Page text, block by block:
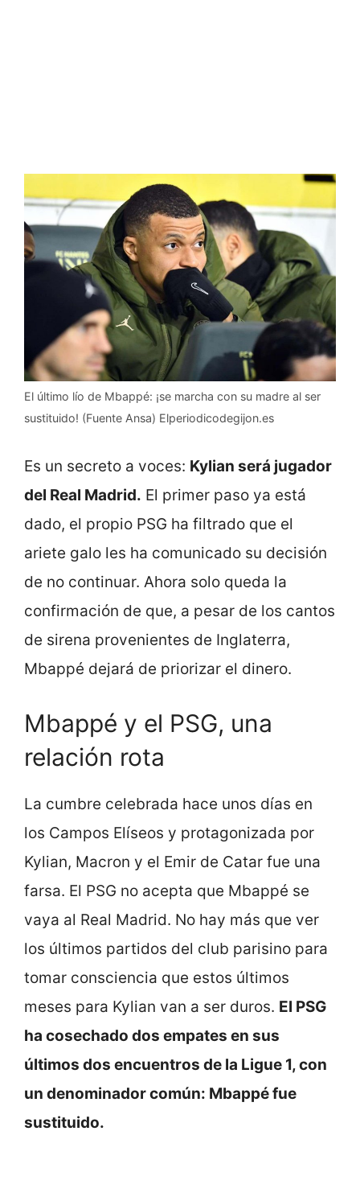
El último lío de Mbappé: ¡se marcha con su madre al ser
sustituido! (Fuente Ansa) Elperiodicodegijon.es
Es un secreto a voces: Kylian será jugador
del Real Madrid. El primer paso ya está
dado, el propio PSG ha filtrado que el
ariete galo les ha comunicado su decisión
de no continuar. Ahora solo queda la
confirmación de que, a pesar de los cantos
de sirena provenientes de Inglaterra,
Mbappé dejará de priorizar el dinero.
Mbappé y el PSG, una
relación rota
La cumbre celebrada hace unos días en
los Campos Elíseos y protagonizada por
Kylian, Macron y el Emir de Catar fue una
farsa. El PSG no acepta que Mbappé se
vaya al Real Madrid. No hay más que ver
los últimos partidos del club parisino para
tomar consciencia que estos últimos
meses para Kylian van a ser duros. El PSG
ha cosechado dos empates en sus
últimos dos encuentros de la Ligue 1, con
un denominador común: Mbappé fue
sustituido.